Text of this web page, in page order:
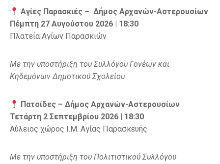
Αγίες Παρασκιές – Δήμος Αρχανών-Αστερουσίων
Πέμπτη 27 Αυγούστου 2026 | 18:30
Πλατεία Αγίων Παρασκιών
Με την υποστήριξη του Συλλόγου Γονέων και
Κηδεμόνων Δημοτικού Σχολείου
Πατσίδες – Δήμος Αρχανών-Αστερουσίων
Τετάρτη 2 Σεπτεμβρίου 2026 | 18:30
Αύλειος χώρος Ι.Μ. Αγίας Παρασκευής
Με την υποστήριξη του Πολιτιστικού Συλλόγου